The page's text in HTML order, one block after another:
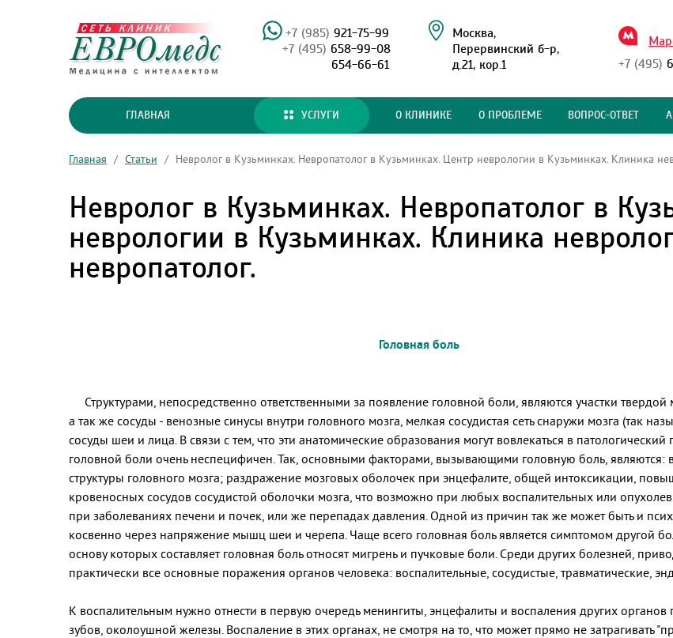
+7 (985) 921-75-99
+7 (495) 658-99-08
654-66-61
Москва,
Перервинский б-р,
д.21, кор.1
+7 (495)
ГЛАВНАЯ УСЛУГИ О КЛИНИКЕ О ПРОБЛЕМЕ ВОПРОС-ОТВЕТ
Главная / Статьи / Невролог в Кузьминках. Невропатолог в Кузьминках. Центр неврологии в Кузьминках. Клиника
Невролог в Кузьминках. Невропатолог в
неврологии в Кузьминках. Клиника
невропатолог.
Головная боль
Структурами, непосредственно ответственными за появление головной боли, являются участки
а так же сосуды - венозные синусы внутри головного мозга, мелкая сосудистая сеть снаружи мозга (так
сосуды шеи и лица. В связи с тем, что эти анатомические образования могут вовлекаться в
головной боли очень неспецифичен. Так, основными факторами, вызывающими головную боль, являются:
структуры головного мозга; раздражение мозговых оболочек при энцефалите, общей интоксикации,
кровеносных сосудов сосудистой оболочки мозга, что возможно при любых воспалительных или
при заболеваниях печени и почек, или же перепадах давления. Одной из причин так же может быть и
косвенно через напряжение мышц шеи и черепа. Чаще всего головная боль является симптомом другой
основу которых составляет головная боль относят мигрень и пучковые боли. Среди других болезней,
практически все основные поражения органов человека: воспалительные, сосудистые, травматические,
К воспалительным нужно отнести в первую очередь менингиты, энцефалиты и воспаления других органов
зубов, околоушной железы. Воспаление в этих органах, не смотря на то, что может прямо не затрагивать